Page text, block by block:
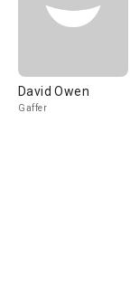
David Owen
Gaffer